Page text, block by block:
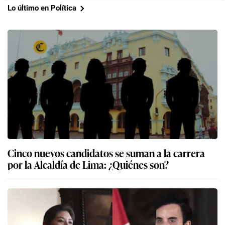
Lo último en Política
Cinco nuevos candidatos se suman a la carrera
por la Alcaldía de Lima: ¿Quiénes son?